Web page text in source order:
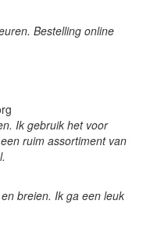
Bestelling online
Ik gebruik het voor
ruim assortiment van
breien. Ik ga een leuk